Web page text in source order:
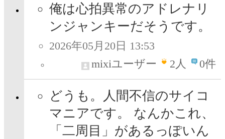
俺は心拍異常のアドレナリ
ンジャンキーだそうです。
2026年05月20日 13:53
mixiユーザー
2人 0件
どうも。人間不信のサイコ
マニアです。 なんかこれ、
「二周目」があるっぽいん